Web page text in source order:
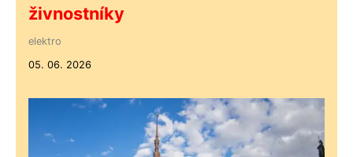
živnostníky
elektro
05. 06. 2026